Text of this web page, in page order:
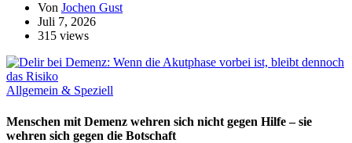
Von Jochen Gust
Juli 7, 2026
315 views
Allgemein & Speziell
Menschen mit Demenz wehren sich nicht gegen Hilfe – sie
wehren sich gegen die Botschaft